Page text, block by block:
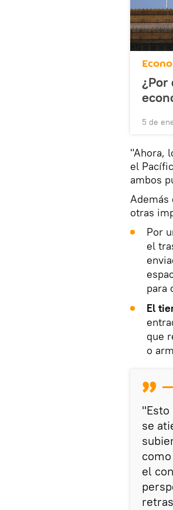
¿Por
5 de
"Ahora,
el
ambos
Además
otras
Por
el
para
El
que
o
se
el